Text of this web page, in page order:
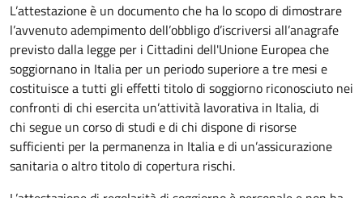
L’attestazione è un documento che ha lo scopo di dimostrare
l’avvenuto adempimento dell’obbligo d’iscriversi all’anagrafe
previsto dalla legge per i Cittadini dell'Unione Europea che
soggiornano in Italia per un periodo superiore a tre mesi e
costituisce a tutti gli effetti titolo di soggiorno riconosciuto nei
confronti di chi esercita un’attività lavorativa in Italia, di
chi segue un corso di studi e di chi dispone di risorse
sufficienti per la permanenza in Italia e di un’assicurazione
sanitaria o altro titolo di copertura rischi.